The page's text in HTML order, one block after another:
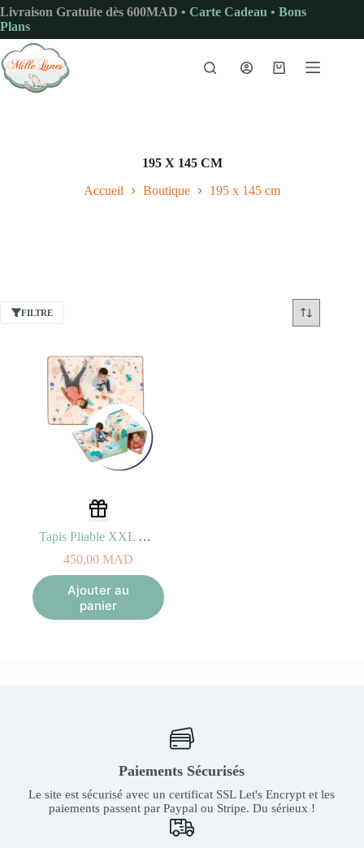
Passer
au
contenu
Livraison Gratuite dès 600MAD • Carte Cadeau • Bons
Plans
Panier
195 X 145 CM
Accueil Boutique 195 x 145 cm
FILTRE
Tapis Pliable XXL – Ludi
450,00 MAD
Ajouter au
panier
Paiements Sécurisés
Le site est sécurisé avec un certificat SSL Let's Encrypt et les
paiements passent par Paypal ou Stripe. Du sérieux !